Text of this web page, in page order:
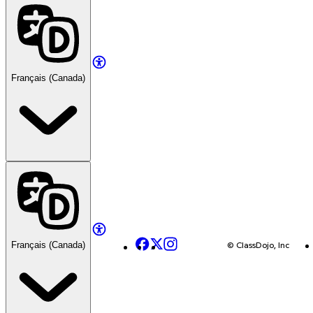
Français (Canada)
Français (Canada) Facebook
X Instagram © ClassDojo, Inc